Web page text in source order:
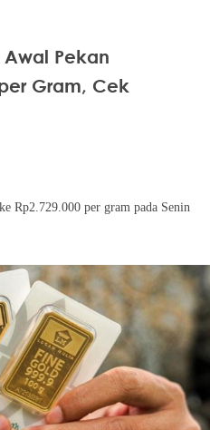
Awal Pekan
Gram, Cek
Rp2.729.000 per gram pada Senin